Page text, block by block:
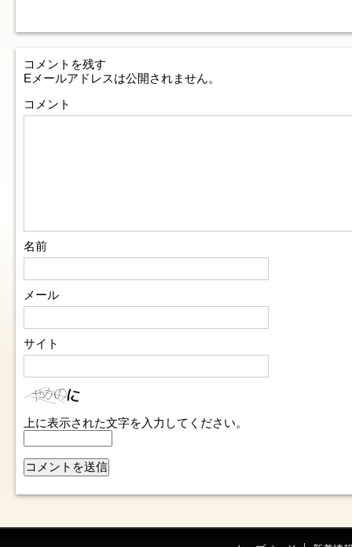
コメントを残す
Eメールアドレスは公開されません。
コメント
名前
メール
サイト
上に表示された文字を入力してください。